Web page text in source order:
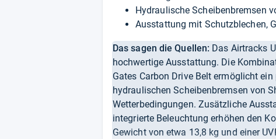
Hydraulische Scheibenbremsen
Ausstattung mit Schutzblechen,
Das sagen die Quellen: Das Airtracks
hochwertige Ausstattung. Die
Gates Carbon Drive Belt ermöglicht
hydraulischen Scheibenbremsen von
Wetterbedingungen. Zusätzliche
integrierte Beleuchtung erhöhen den
Gewicht von etwa 13,8 kg und einer